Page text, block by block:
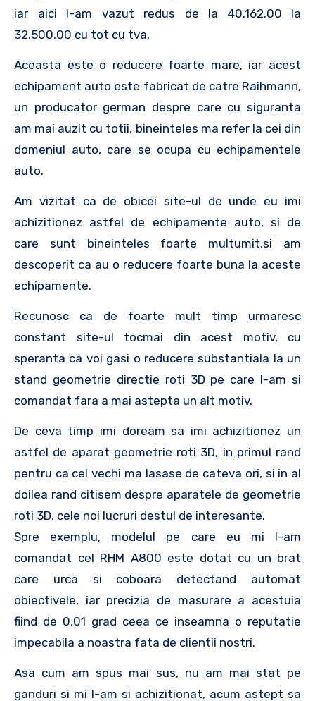
iar aici l-am vazut redus de la 40.162.00 la
32.500.00 cu tot cu tva.
Aceasta este o reducere foarte mare, iar acest
echipament auto este fabricat de catre Raihmann,
un producator german despre care cu siguranta
am mai auzit cu totii, bineinteles ma refer la cei din
domeniul auto, care se ocupa cu echipamentele
auto.
Am vizitat ca de obicei site-ul de unde eu imi
achizitionez astfel de echipamente auto, si de
care sunt bineinteles foarte multumit,si am
descoperit ca au o reducere foarte buna la aceste
echipamente.
Recunosc ca de foarte mult timp urmaresc
constant site-ul tocmai din acest motiv, cu
speranta ca voi gasi o reducere substantiala la un
stand geometrie directie roti 3D pe care l-am si
comandat fara a mai astepta un alt motiv.
De ceva timp imi doream sa imi achizitionez un
astfel de aparat geometrie roti 3D, in primul rand
pentru ca cel vechi ma lasase de cateva ori, si in al
doilea rand citisem despre aparatele de geometrie
roti 3D, cele noi lucruri destul de interesante.
Spre exemplu, modelul pe care eu mi l-am
comandat cel RHM A800 este dotat cu un brat
care urca si coboara detectand automat
obiectivele, iar precizia de masurare a acestuia
fiind de 0,01 grad ceea ce inseamna o reputatie
impecabila a noastra fata de clientii nostri.
Asa cum am spus mai sus, nu am mai stat pe
ganduri si mi l-am si achizitionat, acum astept sa